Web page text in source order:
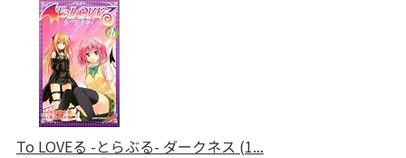
To LOVEる -とらぶる- ダークネス (1...